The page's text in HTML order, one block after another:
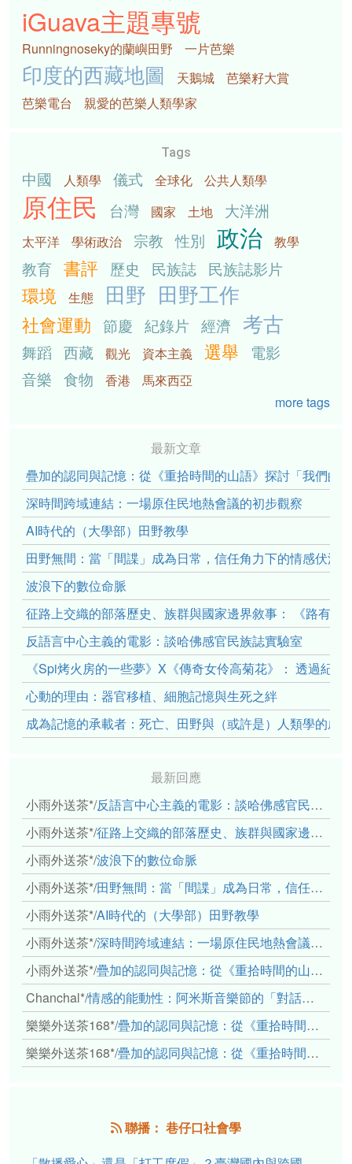
iGuava主題專號
Runningnoseky的蘭嶼田野 一片芭樂
印度的西藏地圖 天鵝城
芭樂籽大賞
芭樂電台
親愛的芭樂人類學家
Tags
中國 人類學 儀式 全球化 公共人類學
原住民 台灣 國家 土地 大洋洲
太平洋 學術政治 宗教 性別 政治 教學
教育 書評 歷史 民族誌 民族誌影片
環境 生態 田野 田野工作
社會運動 節慶 紀錄片 經濟 考古
舞蹈 西藏 觀光 資本主義 選舉
電影
音樂 食物 香港
馬來西亞
more tags
最新文章
疊加的認同與記憶：從《重拾時間的山語》探討「我們的
深時間跨域連結：一場原住民地熱會議的初步觀察
AI時代的（大學部）田野教學
田野無間：當「間諜」成為日常，信任角力下的情感伏流
波浪下的數位命脈
征路上交織的部落歷史、族群與國家邊界敘事： 《路有
反語言中心主義的電影：談哈佛感官民族誌實驗室
《Spi烤火房的一些夢》X《傳奇女伶高菊花》： 透過紀
心動的理由：器官移植、細胞記憶與生死之絆
成為記憶的承載者：死亡、田野與（或許是）人類學的成
最新回應
小雨外送茶*/反語言中心主義的電影：談哈佛感官民族誌實驗室
小雨外送茶*/征路上交織的部落歷史、族群與國家邊界敘事： 《路有多長》、《高砂的翅膀》、《檔案／李光輝》
小雨外送茶*/波浪下的數位命脈
小雨外送茶*/田野無間：當「間諜」成為日常，信任角力下的情感伏流
小雨外送茶*/AI時代的（大學部）田野教學
小雨外送茶*/深時間跨域連結：一場原住民地熱會議的初步觀察
小雨外送茶*/疊加的認同與記憶：從《重拾時間的山語》探討「我們的」立場性(positionality)
Chanchal*/情感的能動性：阿米斯音樂節的「對話觀察」
樂樂外送茶168*/疊加的認同與記憶：從《重拾時間的山語》探討「我們的」立場性(positionality)
樂樂外送茶168*/疊加的認同與記憶：從《重拾時間的山語》探討「我們的」立場性(positionality)
聯播： 巷仔口社會學